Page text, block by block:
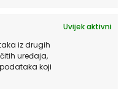
Uvijek aktivni
iz drugih
uređaja,
koji